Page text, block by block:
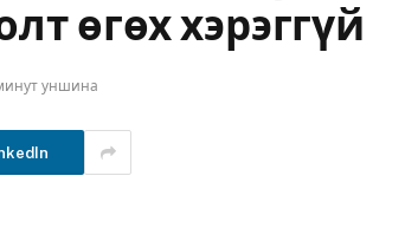
өгөх хэрэггүй
уншина